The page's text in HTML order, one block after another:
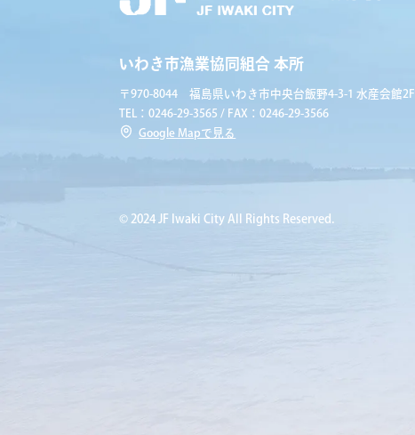
いわき市漁業協同組合 本所
〒970-8044 福島県いわき市中央台飯野4-3-1 水産会館2F
TEL：0246-29-3565 / FAX：0246-29-3566
Google Mapで見る
© 2024 JF Iwaki City All Rights Reserved.